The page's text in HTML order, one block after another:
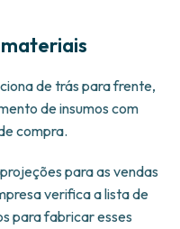
de trás para frente,
de insumos com
compra.
para as vendas
verifica a lista de
para fabricar esses